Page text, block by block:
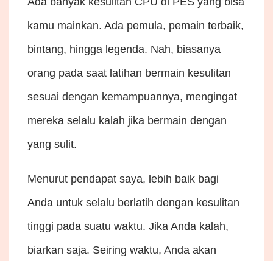
kamu mainkan. Ada pemula, pemain terbaik,
bintang, hingga legenda. Nah, biasanya
orang pada saat latihan bermain kesulitan
sesuai dengan kemampuannya, mengingat
mereka selalu kalah jika bermain dengan
yang sulit.
Menurut pendapat saya, lebih baik bagi
Anda untuk selalu berlatih dengan kesulitan
tinggi pada suatu waktu. Jika Anda kalah,
biarkan saja. Seiring waktu, Anda akan